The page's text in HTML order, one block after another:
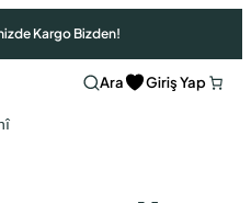
Kargo Bizden!
Ara Giriş Yap